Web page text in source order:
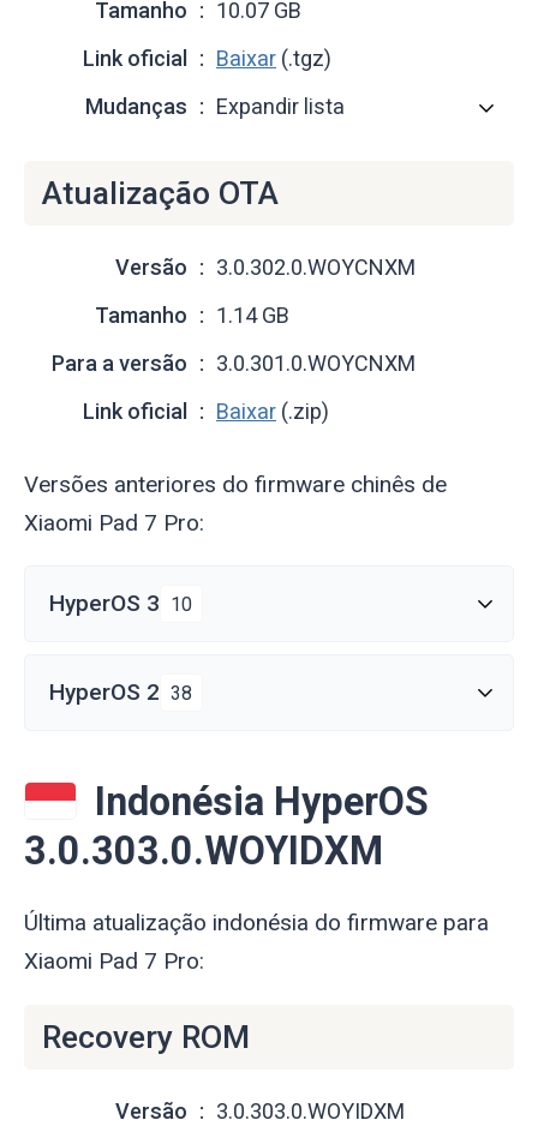
Tamanho
10.07 GB
Link oficial
Baixar (.tgz)
Mudanças
Expandir lista
Atualização OTA
Versão
3.0.302.0.WOYCNXM
Tamanho
1.14 GB
Para a versão
3.0.301.0.WOYCNXM
Link oficial
Baixar (.zip)
Versões anteriores do firmware chinês de
Xiaomi Pad 7 Pro:
HyperOS 3 10
HyperOS 2 38
Indonésia HyperOS
3.0.303.0.WOYIDXM
Última atualização indonésia do firmware para
Xiaomi Pad 7 Pro:
Recovery ROM
Versão
3.0.303.0.WOYIDXM